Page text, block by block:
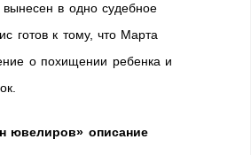
вынесен в одно судебное
готов к тому, что Марта
о похищении ребенка и
ювелиров» описание